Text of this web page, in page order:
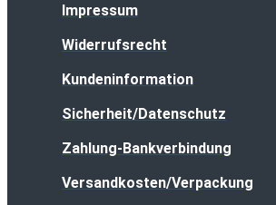
Impressum
Widerrufsrecht
Kundeninformation
Sicherheit/Datenschutz
Zahlung-Bankverbindung
Versandkosten/Verpackung